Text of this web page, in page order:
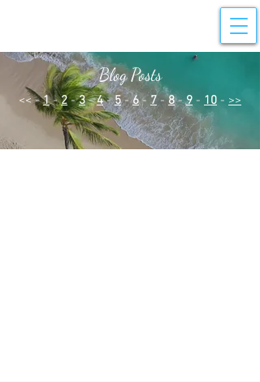
Blog Posts
<< - 1 - 2-3 -4 -5-6- 7 -8 - 9 - 10 - >>